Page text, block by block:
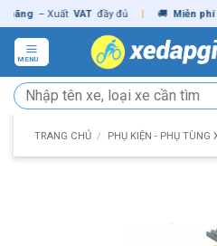
Skip
to
content
– Xuất VAT đầy đủ | 🚚 Miễn phí giao
MENU
Tìm
kiếm:
TRANG CHỦ / PHỤ KIỆN - PHỤ TÙNG